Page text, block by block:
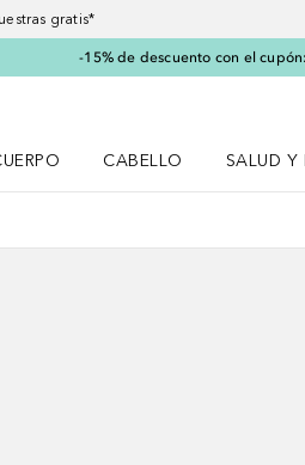
gratis*
-15% de descuento con el
CABELLO
SALUD Y